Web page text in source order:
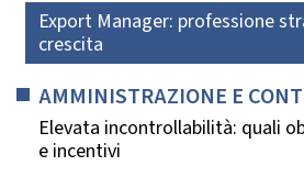
Export Manager: professione
crescita
AMMINISTRAZIONE E
Elevata incontrollabilità: quali
e incentivi